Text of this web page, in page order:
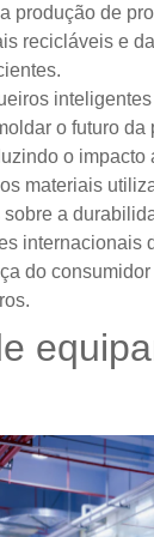
produção de
recicláveis ​​e
o futuro
o impacto
materiais
a
internacionais
do